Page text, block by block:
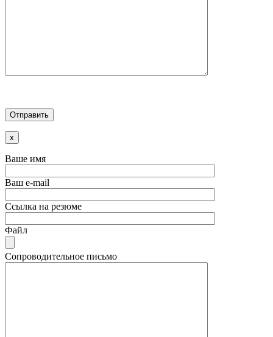
x
Ваше имя
Ваш e-mail
Ссылка на резюме
Файл
Сопроводительное письмо